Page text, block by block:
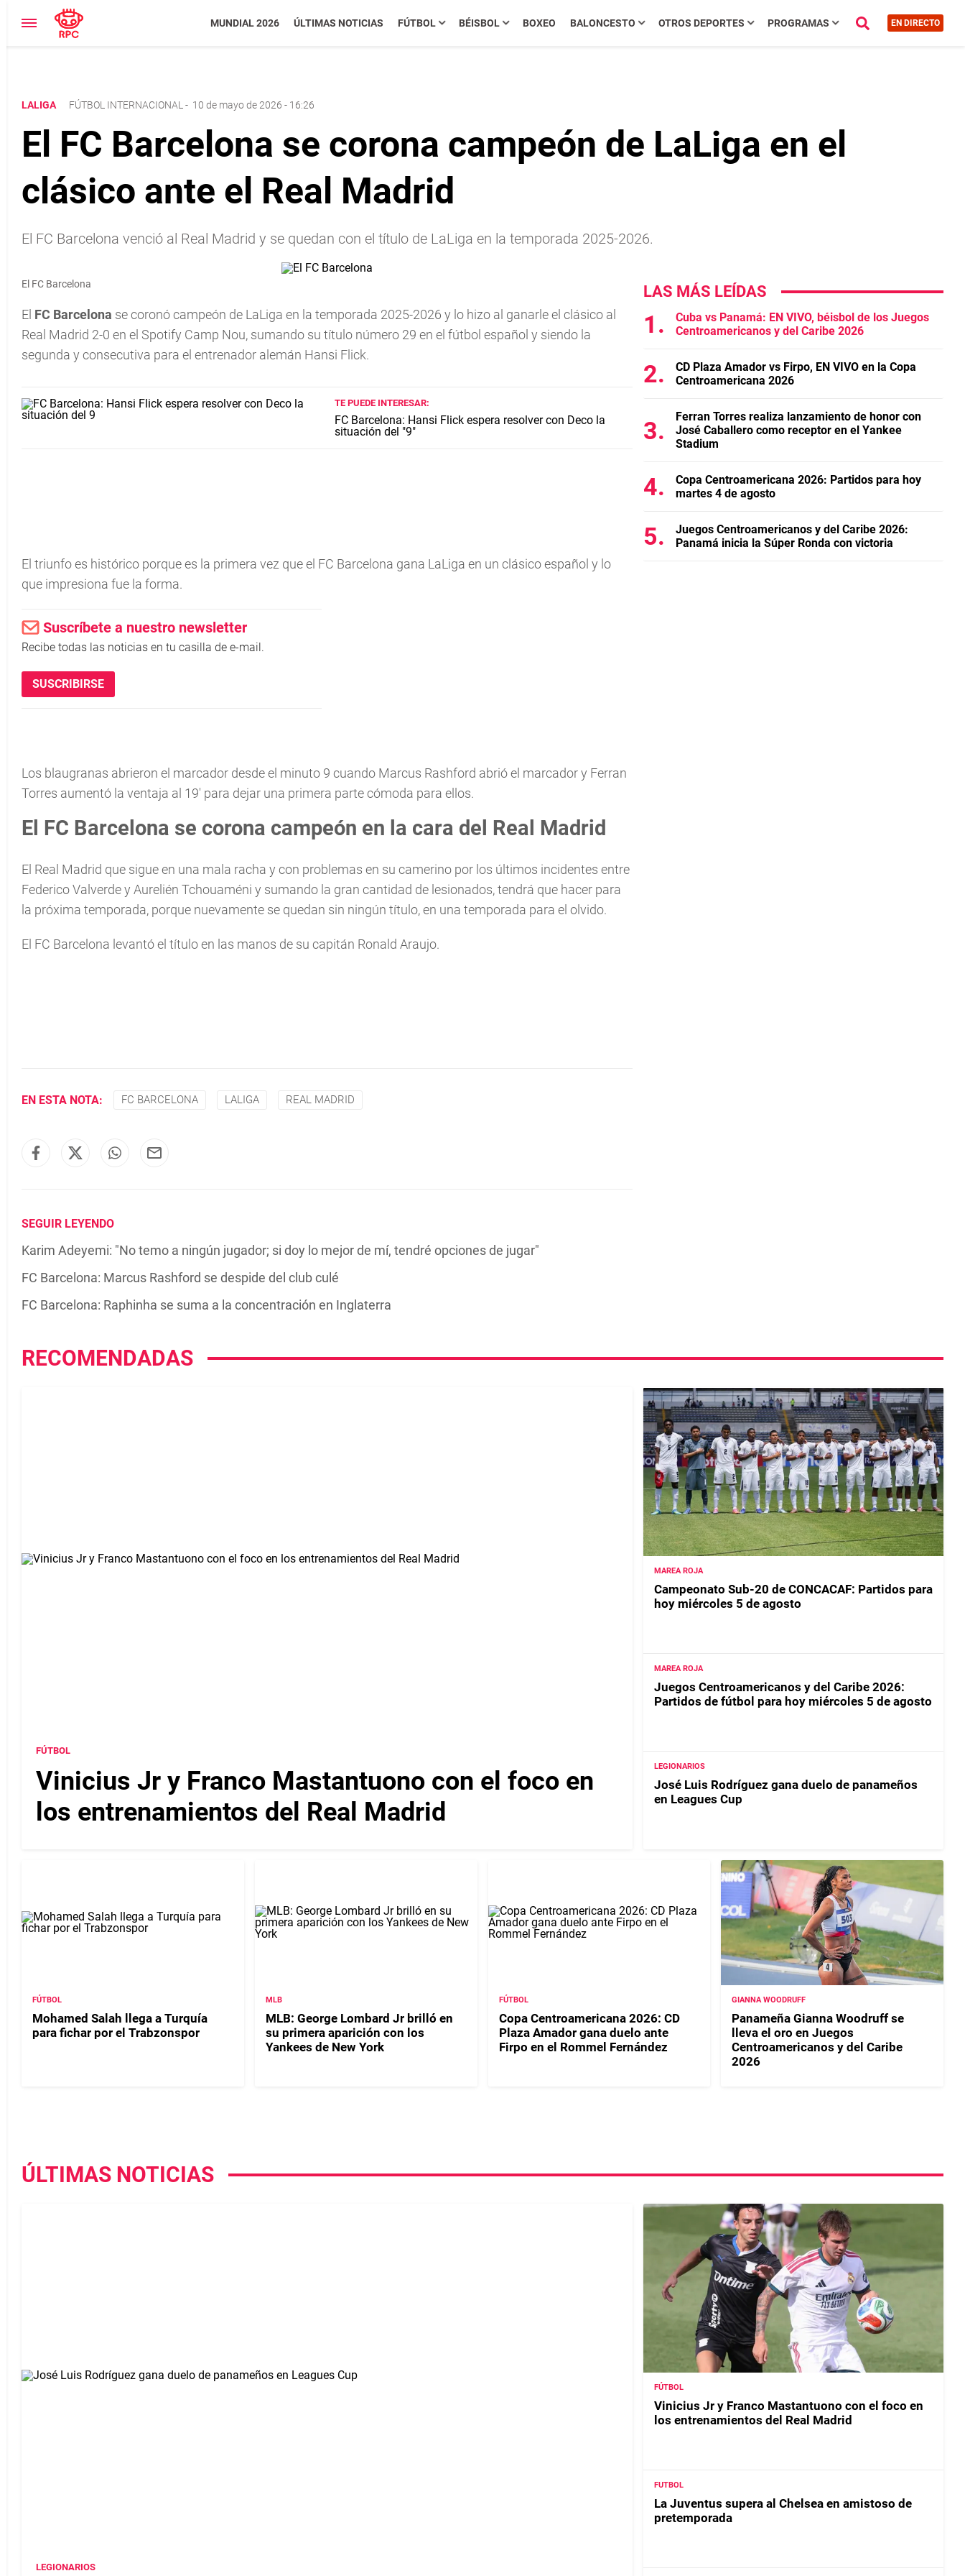
MUNDIAL 2026 ÚLTIMAS NOTICIAS FÚTBOL BÉISBOL BOXEO BALONCESTO OTROS DEPORTES PROGRAMAS EN DIRECTO
LALIGA FÚTBOL INTERNACIONAL - 10 de mayo de 2026 - 16:26
El FC Barcelona se corona campeón de LaLiga en el
clásico ante el Real Madrid
El FC Barcelona venció al Real Madrid y se quedan con el título de LaLiga en la temporada 2025-2026.
El FC Barcelona
El FC Barcelona se coronó campeón de LaLiga en la temporada 2025-2026 y lo hizo al ganarle el clásico al
Real Madrid 2-0 en el Spotify Camp Nou, sumando su título número 29 en el fútbol español y siendo la
segunda y consecutiva para el entrenador alemán Hansi Flick.
TE PUEDE INTERESAR:
FC Barcelona: Hansi Flick espera resolver con Deco la
situación del "9"
El triunfo es histórico porque es la primera vez que el FC Barcelona gana LaLiga en un clásico español y lo
que impresiona fue la forma.
Suscríbete a nuestro newsletter
Recibe todas las noticias en tu casilla de e-mail.
SUSCRIBIRSE
Los blaugranas abrieron el marcador desde el minuto 9 cuando Marcus Rashford abrió el marcador y Ferran
Torres aumentó la ventaja al 19' para dejar una primera parte cómoda para ellos.
El FC Barcelona se corona campeón en la cara del Real Madrid
El Real Madrid que sigue en una mala racha y con problemas en su camerino por los últimos incidentes entre
Federico Valverde y Aurelién Tchouaméni y sumando la gran cantidad de lesionados, tendrá que hacer para
la próxima temporada, porque nuevamente se quedan sin ningún título, en una temporada para el olvido.
El FC Barcelona levantó el título en las manos de su capitán Ronald Araujo.
EN ESTA NOTA: FC BARCELONA LALIGA REAL MADRID
SEGUIR LEYENDO
Karim Adeyemi: "No temo a ningún jugador; si doy lo mejor de mí, tendré opciones de jugar"
FC Barcelona: Marcus Rashford se despide del club culé
FC Barcelona: Raphinha se suma a la concentración en Inglaterra
LAS MÁS LEÍDAS
Cuba vs Panamá: EN VIVO, béisbol de los Juegos
Centroamericanos y del Caribe 2026
CD Plaza Amador vs Firpo, EN VIVO en la Copa
Centroamericana 2026
Ferran Torres realiza lanzamiento de honor con
José Caballero como receptor en el Yankee
Stadium
Copa Centroamericana 2026: Partidos para hoy
martes 4 de agosto
Juegos Centroamericanos y del Caribe 2026:
Panamá inicia la Súper Ronda con victoria
RECOMENDADAS
FÚTBOL
Vinicius Jr y Franco Mastantuono con el foco en
los entrenamientos del Real Madrid
MAREA ROJA
Campeonato Sub-20 de CONCACAF: Partidos para
hoy miércoles 5 de agosto
MAREA ROJA
Juegos Centroamericanos y del Caribe 2026:
Partidos de fútbol para hoy miércoles 5 de agosto
LEGIONARIOS
José Luis Rodríguez gana duelo de panameños
en Leagues Cup
FÚTBOL
Mohamed Salah llega a Turquía
para fichar por el Trabzonspor
MLB
MLB: George Lombard Jr brilló en
su primera aparición con los
Yankees de New York
FÚTBOL
Copa Centroamericana 2026: CD
Plaza Amador gana duelo ante
Firpo en el Rommel Fernández
GIANNA WOODRUFF
Panameña Gianna Woodruff se
lleva el oro en Juegos
Centroamericanos y del Caribe
2026
ÚLTIMAS NOTICIAS
LEGIONARIOS
FÚTBOL
Vinicius Jr y Franco Mastantuono con el foco en
los entrenamientos del Real Madrid
FUTBOL
La Juventus supera al Chelsea en amistoso de
pretemporada